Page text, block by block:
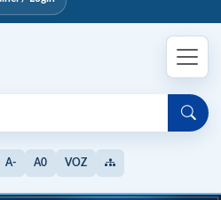
A- A0 VOZ